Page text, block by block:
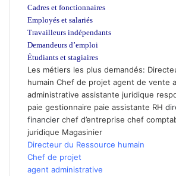
Cadres et fonctionnaires
Employés et salariés
Travailleurs indépendants
Demandeurs d’emploi
Étudiants et stagiaires
Les métiers les plus demandés:
humain Chef de projet agent de vente
administrative assistante juridique
paie gestionnaire paie assistante RH
financier chef d’entreprise chef
juridique Magasinier
Directeur du Ressource humain
Chef de projet
agent administrative